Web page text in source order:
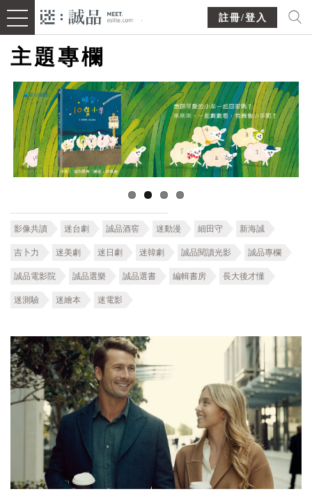
註冊/登入
主題專欄
影像共讀 迷台劇 誠品酒窖 迷動漫 細田守 新海誠
吉卜力 迷美劇 迷日劇 迷韓劇 誠品閱讀光影 誠品專欄
誠品電影院 誠品選樂 誠品選書 編輯書房 長大後才懂
迷測驗 迷繪本 迷電影